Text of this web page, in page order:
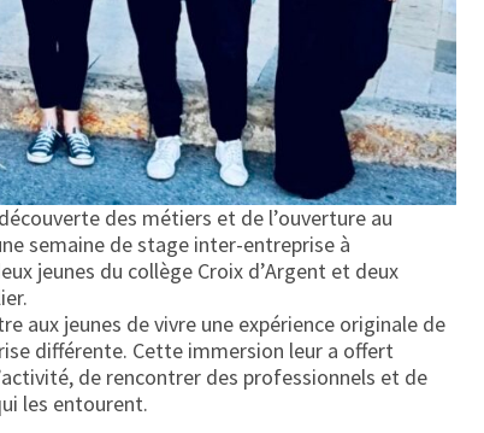
des métiers et de l’ouverture au
semaine de stage inter-entreprise à
jeunes du collège Croix d’Argent et deux
aux jeunes de vivre une expérience originale de
différente. Cette immersion leur a offert
de rencontrer des professionnels et de
les entourent.